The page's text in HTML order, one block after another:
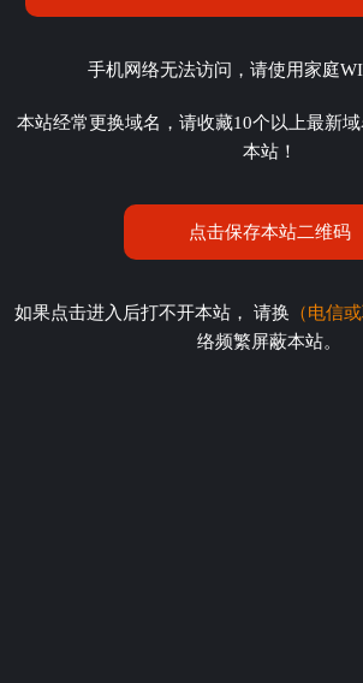
手机网络无法访问，请使用家庭
本站经常更换域名，请收藏10个以上最新
本站！
点击保存本站二维码
如果点击进入后打不开本站， 请换 （电信
络频繁屏蔽本站。